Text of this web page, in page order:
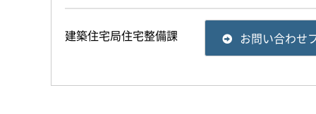
建築住宅局住宅整備課 お問い合わせ